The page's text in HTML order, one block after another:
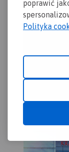
poprawić
Polityka